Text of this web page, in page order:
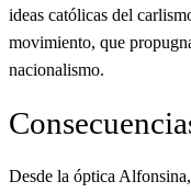
ideas católicas del
movimiento, que
nacionalismo.
Desde la óptica